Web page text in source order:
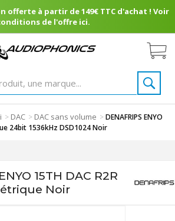
offerte à partir de 149€ TTC d'achat ! Voir
de l'offre ici.
> DAC > DAC sans volume >DENAFRIPS ENYO
24bit 1536kHz DSD1024 Noir
15TH DAC R2R
Noir